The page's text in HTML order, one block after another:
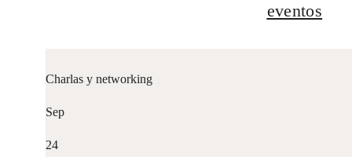
eventos
Charlas y networking
Sep
24